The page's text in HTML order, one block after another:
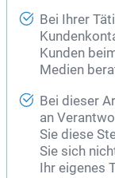
Bei Ihrer
Kunden
Medien
Bei dieser
an
Sie diese
Sie sich
Ihr eigenes